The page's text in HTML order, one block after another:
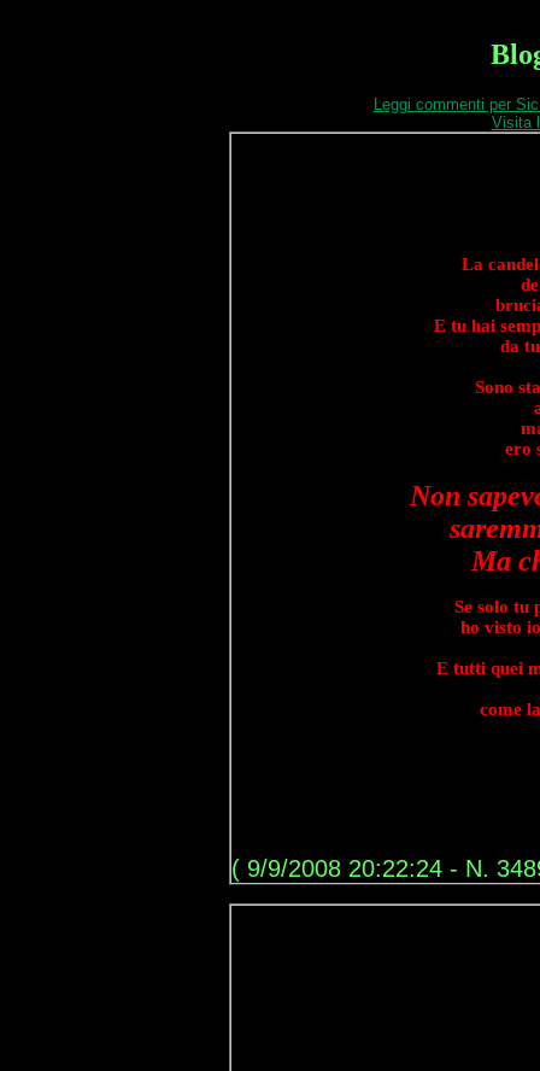
Leggi commenti per
Visita
La
E tu hai
da
Sono
ero
Non
Ma
Se solo tu
ho visto
E tutti quei
come
( 9/9/2008 20:22:24 - N.